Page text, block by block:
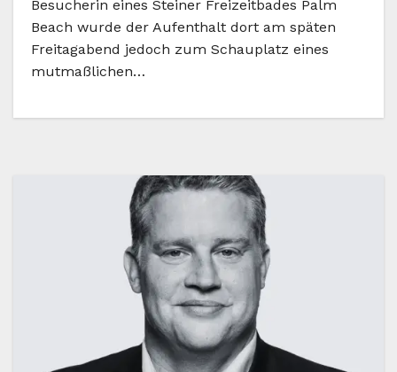
Besucherin eines Steiner Freizeitbades Palm
Beach wurde der Aufenthalt dort am späten
Freitagabend jedoch zum Schauplatz eines
mutmaßlichen…